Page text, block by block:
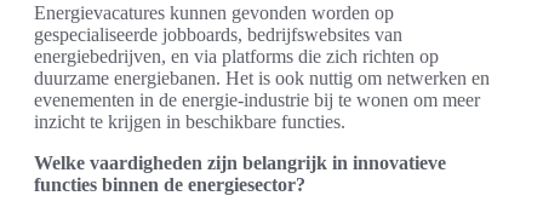
Energievacatures kunnen gevonden worden op
gespecialiseerde jobboards, bedrijfswebsites van
energiebedrijven, en via platforms die zich richten op
duurzame energiebanen. Het is ook nuttig om netwerken en
evenementen in de energie-industrie bij te wonen om meer
inzicht te krijgen in beschikbare functies.
Welke vaardigheden zijn belangrijk in innovatieve
functies binnen de energiesector?